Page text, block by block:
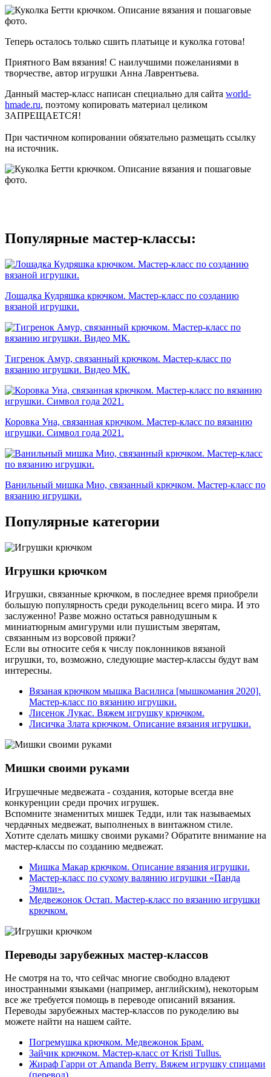
Теперь осталось только сшить платьице и куколка готова!
Приятного Вам вязания! С наилучшими пожеланиями в
творчестве, автор игрушки Анна Лаврентьева.
Данный мастер-класс написан специально для сайта world-
hmade.ru, поэтому копировать материал целиком
ЗАПРЕЩАЕТСЯ!
При частичном копировании обязательно размещать ссылку
на источник.
Популярные мастер-классы:
Лошадка Кудряшка крючком. Мастер-класс по созданию
вязаной игрушки.
Тигренок Амур, связанный крючком. Мастер-класс по
вязанию игрушки. Видео МК.
Коровка Уна, связанная крючком. Мастер-класс по вязанию
игрушки. Символ года 2021.
Ванильный мишка Мио, связанный крючком. Мастер-класс по
вязанию игрушки.
Популярные категории
Игрушки крючком
Игрушки, связанные крючком, в последнее время приобрели
большую популярность среди рукодельниц всего мира. И это
заслуженно! Разве можно остаться равнодушным к
миниатюрным амигуруми или пушистым зверятам,
связанным из ворсовой пряжи?
Если вы относите себя к числу поклонников вязаной
игрушки, то, возможно, следующие мастер-классы будут вам
интересны.
Вязаная крючком мышка Василиса [мышкомания 2020].
Мастер-класс по вязанию игрушки.
Лисенок Лукас. Вяжем игрушку крючком.
Лисичка Злата крючком. Описание вязания игрушки.
Мишки своими руками
Игрушечные медвежата - создания, которые всегда вне
конкуренции среди прочих игрушек.
Вспомните знаменитых мишек Тедди, или так называемых
чердачных медвежат, выполненых в винтажном стиле.
Хотите сделать мишку своими руками? Обратите внимание на
мастер-классы по созданию медвежат.
Мишка Макар крючком. Описание вязания игрушки.
Мастер-класс по сухому валянию игрушки «Панда
Эмили».
Медвежонок Остап. Мастер-класс по вязанию игрушки
крючком.
Переводы зарубежных мастер-классов
Не смотря на то, что сейчас многие свободно владеют
иностранными языками (например, английским), некоторым
все же требуется помощь в переводе описаний вязания.
Переводы зарубежных мастер-классов по рукоделию вы
можете найти на нашем сайте.
Погремушка крючком. Медвежонок Брам.
Зайчик крючком. Мастер-класс от Kristi Tullus.
Жираф Гарри от Amanda Berry. Вяжем игрушку спицами